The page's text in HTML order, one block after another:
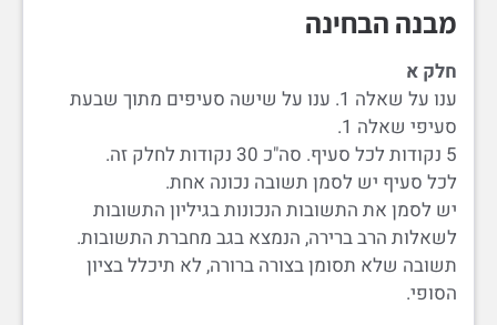
מבנה הבחינה
חלק א
ענו על שאלה 1. ענו על שישה סעיפים מתוך שבעת
סעיפי שאלה 1.
5 נקודות לכל סעיף. סה"כ 30 נקודות לחלק זה.
לכל סעיף יש לסמן תשובה נכונה אחת.
יש לסמן את התשובות הנכונות בגיליון התשובות
לשאלות הרב ברירה, הנמצא בגב מחברת התשובות.
תשובה שלא תסומן בצורה ברורה, לא תיכלל בציון
הסופי.